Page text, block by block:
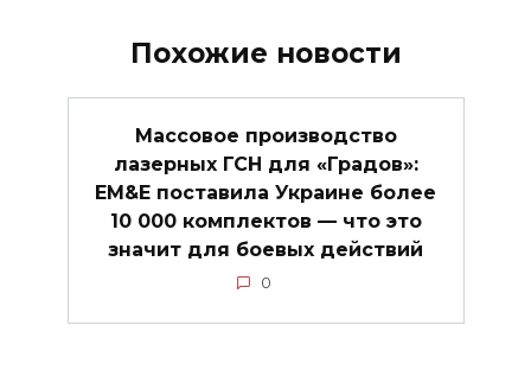
Похожие новости
Массовое производство
лазерных ГСН для «Градов»:
EM&E поставила Украине более
10 000 комплектов — что это
значит для боевых действий
0